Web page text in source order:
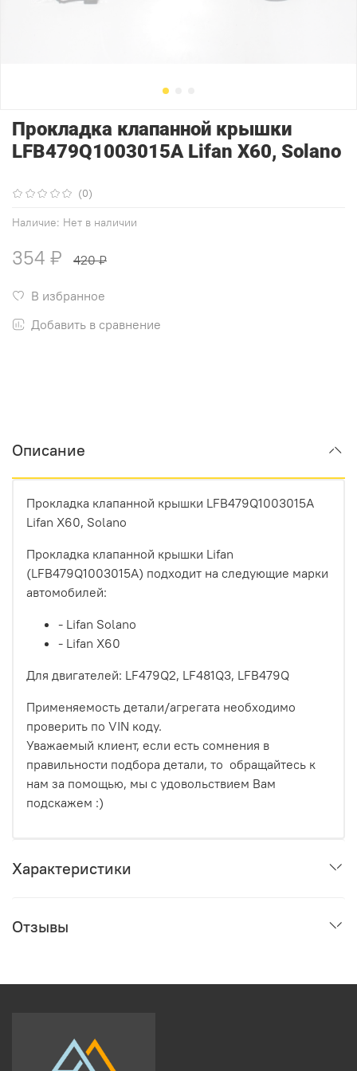
(0)
Наличие: Нет в наличии
Прокладка клапанной крышки
LFB479Q1003015A Lifan X60, Solano
354 ₽ 420 ₽
В избранное
Добавить в сравнение
Описание
Прокладка клапанной крышки LFB479Q1003015A
Lifan X60, Solano
Прокладка клапанной крышки Lifan
(LFB479Q1003015A) подходит на следующие марки
автомобилей:
- Lifan Solano
- Lifan X60
Для двигателей: LF479Q2, LF481Q3, LFB479Q
Применяемость детали/агрегата необходимо
проверить по VIN коду.
Уважаемый клиент, если есть сомнения в
правильности подбора детали, то обращайтесь к
нам за помощью, мы с удовольствием Вам
подскажем :)
Характеристики
Отзывы